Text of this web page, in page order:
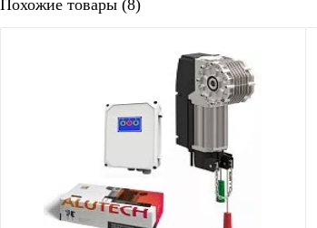
Похожие товары (8)